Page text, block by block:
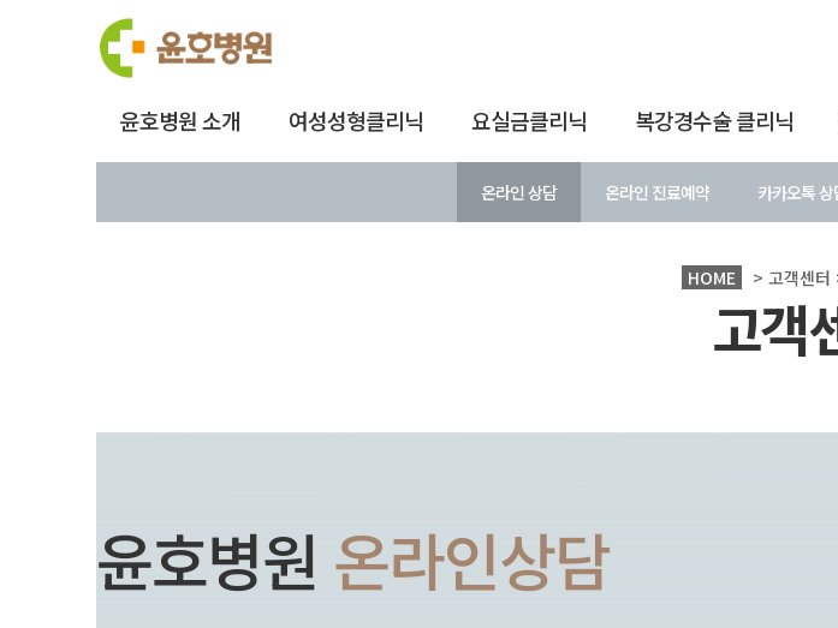
윤호병원 소개 여성성형클리닉 요실금클리닉 복강경수술 클리닉
온라인 상담 온라인 진료예약 카카오톡 상
HOME > 고객센터
고객
윤호병원 온라인상담